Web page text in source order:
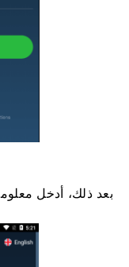
بعد ذلك، أدخل